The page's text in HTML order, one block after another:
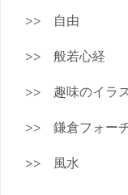
自由
般若心経
趣味のイラ
鎌倉フォー
風水